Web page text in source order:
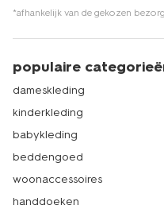
*afhankelijk van de gekozen
populaire
dameskleding
kinderkleding
babykleding
beddengoed
woonaccessoires
handdoeken